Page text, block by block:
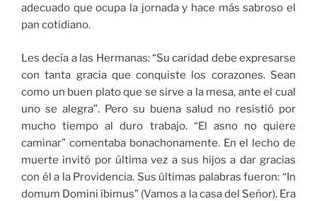
adecuado que ocupa la jornada y hace más sabroso el
pan cotidiano.
Les decía a las Hermanas: “Su caridad debe expresarse
con tanta gracia que conquiste los corazones. Sean
como un buen plato que se sirve a la mesa, ante el cual
uno se alegra”. Pero su buena salud no resistió por
mucho tiempo al duro trabajo. “El asno no quiere
caminar” comentaba bonachonamente. En el lecho de
muerte invitó por última vez a sus hijos a dar gracias
con él a la Providencia. Sus últimas palabras fueron: “In
domum Domini íbimus” (Vamos a la casa del Señor). Era